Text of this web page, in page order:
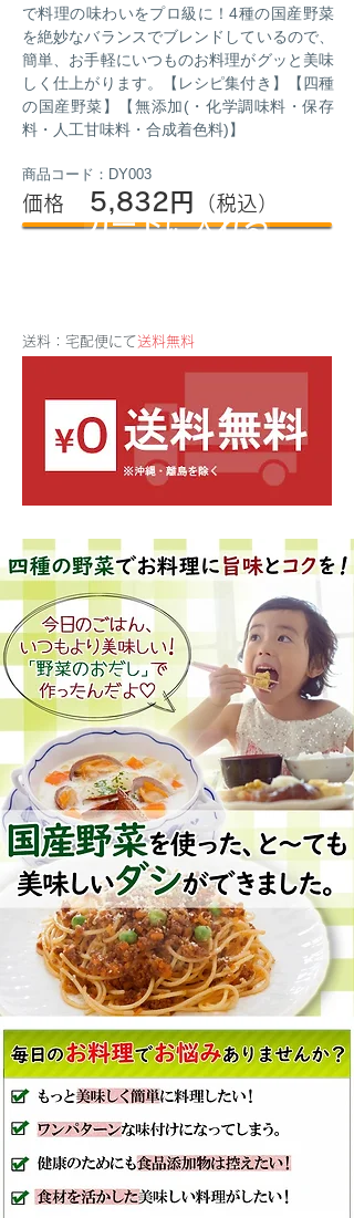
で料理の味わいをプロ級に！4種の国産野菜
を絶妙なバランスでブレンドしているので、
簡単、お手軽にいつものお料理がグッと美味
しく仕上がります。【レシピ集付き】【四種
の国産野菜】【無添加(・化学調味料・保存
料・人工甘味料・合成着色料)】
商品コード：DY003
価格 5,832円 （税込）
カートに入れる
送料：宅配便にて送料無料